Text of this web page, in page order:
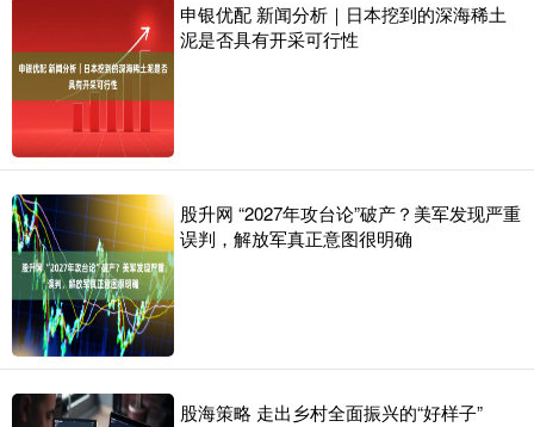
申银优配 新闻分析｜日本挖到的深海稀土
泥是否具有开采可行性
股升网 “2027年攻台论”破产？美军发现严重
误判，解放军真正意图很明确
股海策略 走出乡村全面振兴的“好样子”